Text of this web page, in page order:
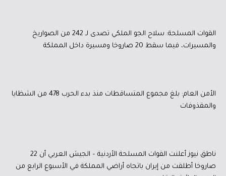
القوات المسلحة: سلاح الجو الملكي تصدى لـ 242 من الصواريخ
والمسيرات، فيما سقط 20 صاروخا ومسيرة داخل المملكة
الأمن العام: بلغ مجموع المتساقطات منذ بدء الحرب 478 من الشظايا
والمقذوفات
ناطق نيوز أعلنت القوات المسلحة الأردنية – الجيش العربي أن 22
صاروخا أطلقت من إيران باتجاه أراضي المملكة في الأسبوع الرابع من